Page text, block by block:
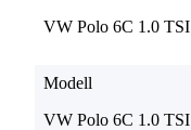
VW Polo 6C 1.0 TSI
Modell
VW Polo 6C 1.0 TSI